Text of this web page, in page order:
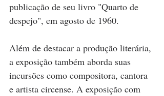
publicação de seu livro "Quarto de
despejo", em agosto de 1960.
Além de destacar a produção literária,
a exposição também aborda suas
incursões como compositora, cantora
e artista circense. A exposição com